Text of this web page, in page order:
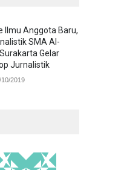
Ilmu Anggota Baru,
SMA Al-
Gelar
Jurnalistik
10/2019